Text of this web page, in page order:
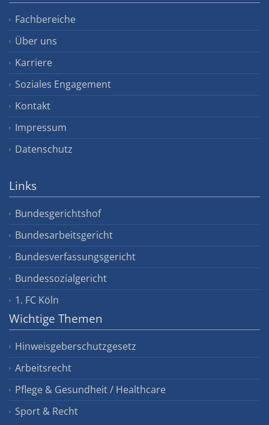
Fachbereiche
Über uns
Karriere
Soziales Engagement
Kontakt
Impressum
Datenschutz
Links
Bundesgerichtshof
Bundesarbeitsgericht
Bundesverfassungsgericht
Bundessozialgericht
1. FC Köln
Wichtige Themen
Hinweisgeberschutzgesetz
Arbeitsrecht
Pflege & Gesundheit / Healthcare
Sport & Recht